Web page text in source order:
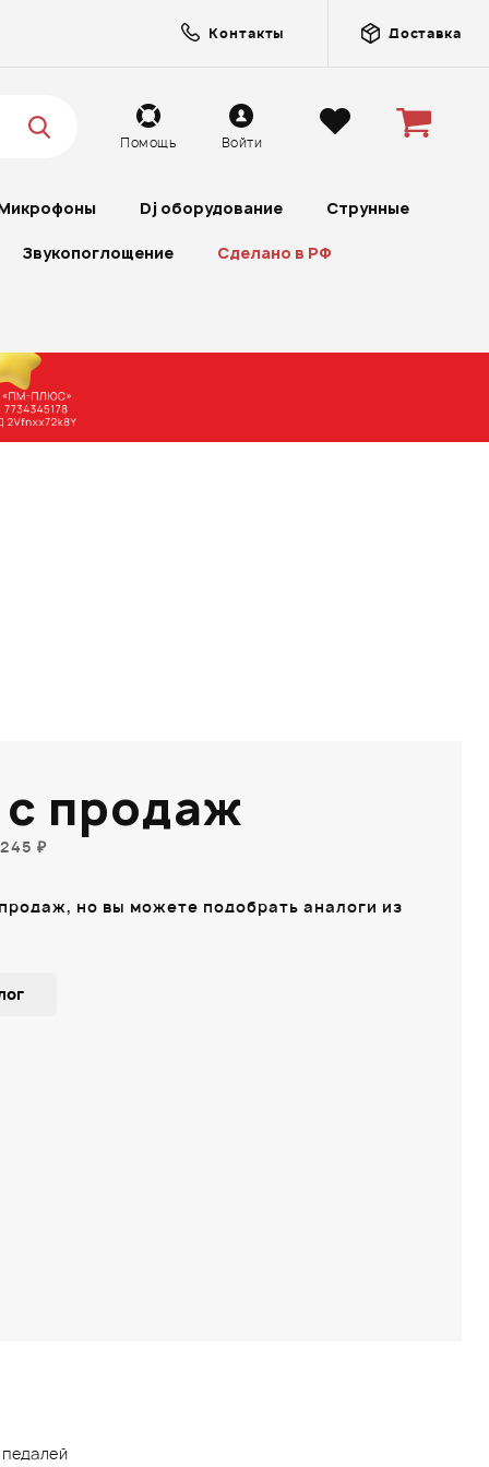
Контакты Доставка
Помощь Войти
Dj оборудование Струнные
Звукопоглощение Сделано в РФ
продаж
₽
но вы можете подобрать аналоги из